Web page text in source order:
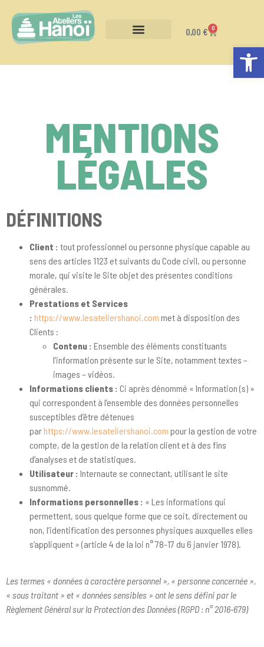
0,00 € 0
MENTIONS
LÉGALES
DÉFINITIONS
Client : tout professionnel ou personne physique capable au
sens des articles 1123 et suivants du Code civil, ou personne
morale, qui visite le Site objet des présentes conditions
générales.
Prestations et Services
: https://www.lesateliershanoi.com met à disposition des
Clients :
Contenu : Ensemble des éléments constituants
l’information présente sur le Site, notamment textes –
images – vidéos.
Informations clients : Ci après dénommé « Information (s) »
qui correspondent à l’ensemble des données personnelles
susceptibles d’être détenues
parhttps://www.lesateliershanoi.com pour la gestion de votre
compte, de la gestion de la relation client et à des fins
d’analyses et de statistiques.
Utilisateur : Internaute se connectant, utilisant le site
susnommé.
Informations personnelles : « Les informations qui
permettent, sous quelque forme que ce soit, directement ou
non, l’identification des personnes physiques auxquelles elles
s’appliquent » (article 4 de la loi n° 78-17 du 6 janvier 1978).
Les termes « données à caractère personnel », « personne concernée »,
« sous traitant » et « données sensibles » ont le sens défini par le
Règlement Général sur la Protection des Données (RGPD : n° 2016-679)
Ouvrir